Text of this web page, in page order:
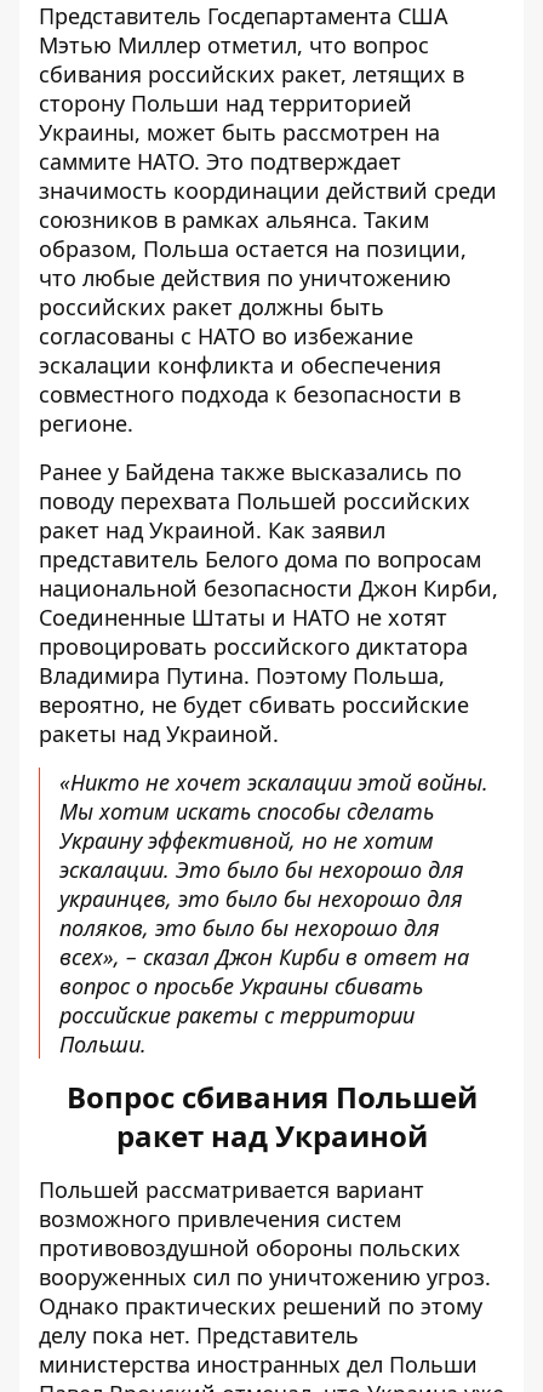
Представитель Госдепартамента США
Мэтью Миллер отметил, что вопрос
сбивания российских ракет, летящих в
сторону Польши над территорией
Украины, может быть рассмотрен на
саммите НАТО. Это подтверждает
значимость координации действий среди
союзников в рамках альянса. Таким
образом, Польша остается на позиции,
что любые действия по уничтожению
российских ракет должны быть
согласованы с НАТО во избежание
эскалации конфликта и обеспечения
совместного подхода к безопасности в
регионе.
Ранее у Байдена также высказались по
поводу перехвата Польшей российских
ракет над Украиной. Как заявил
представитель Белого дома по вопросам
национальной безопасности Джон Кирби,
Соединенные Штаты и НАТО не хотят
провоцировать российского диктатора
Владимира Путина. Поэтому Польша,
вероятно, не будет сбивать российские
ракеты над Украиной.
«Никто не хочет эскалации этой войны.
Мы хотим искать способы сделать
Украину эффективной, но не хотим
эскалации. Это было бы нехорошо для
украинцев, это было бы нехорошо для
поляков, это было бы нехорошо для
всех», – сказал Джон Кирби в ответ на
вопрос о просьбе Украины сбивать
российские ракеты с территории
Польши.
Вопрос сбивания Польшей
ракет над Украиной
Польшей рассматривается вариант
возможного привлечения систем
противовоздушной обороны польских
вооруженных сил по уничтожению угроз.
Однако практических решений по этому
делу пока нет. Представитель
министерства иностранных дел Польши